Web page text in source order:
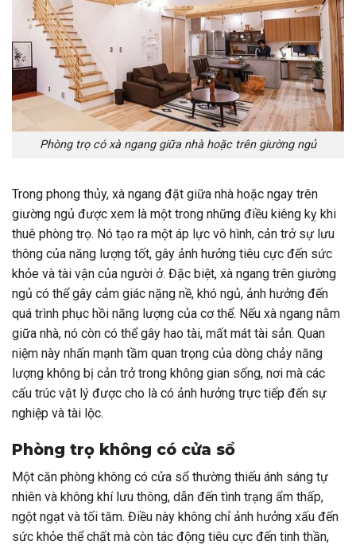
Phòng trọ có xà ngang giữa nhà hoặc trên giường ngủ
Trong phong thủy, xà ngang đặt giữa nhà hoặc ngay trên
giường ngủ được xem là một trong những điều kiêng kỵ khi
thuê phòng trọ. Nó tạo ra một áp lực vô hình, cản trở sự lưu
thông của năng lượng tốt, gây ảnh hưởng tiêu cực đến sức
khỏe và tài vận của người ở. Đặc biệt, xà ngang trên giường
ngủ có thể gây cảm giác nặng nề, khó ngủ, ảnh hưởng đến
quá trình phục hồi năng lượng của cơ thể. Nếu xà ngang nằm
giữa nhà, nó còn có thể gây hao tài, mất mát tài sản. Quan
niệm này nhấn mạnh tầm quan trọng của dòng chảy năng
lượng không bị cản trở trong không gian sống, nơi mà các
cấu trúc vật lý được cho là có ảnh hưởng trực tiếp đến sự
nghiệp và tài lộc.
Phòng trọ không có cửa sổ
Một căn phòng không có cửa sổ thường thiếu ánh sáng tự
nhiên và không khí lưu thông, dẫn đến tình trạng ẩm thấp,
ngột ngạt và tối tăm. Điều này không chỉ ảnh hưởng xấu đến
sức khỏe thể chất mà còn tác động tiêu cực đến tinh thần,